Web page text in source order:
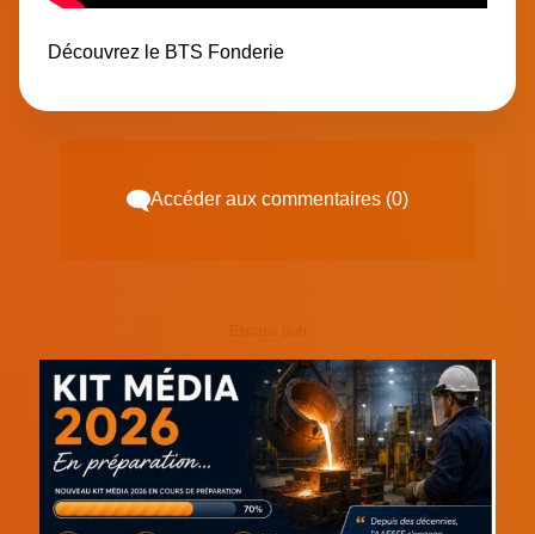
Découvrez le BTS Fonderie
Accéder aux commentaires (0)